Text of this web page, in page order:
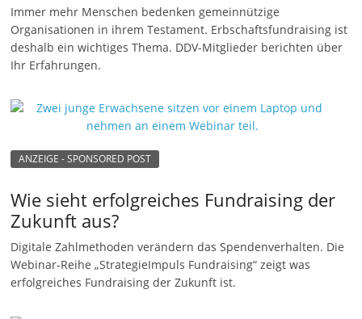
t
u
n
n
Immer mehr Menschen bedenken gemeinnützige
Organisationen in ihrem Testament. Erbschaftsfundraising ist
deshalb ein wichtiges Thema. DDV-Mitglieder berichten über
Ihr Erfahrungen.
ANZEIGE - SPONSORED POST
Wie sieht erfolgreiches Fundraising der
Zukunft aus?
Digitale Zahlmethoden verändern das Spendenverhalten. Die
Webinar-Reihe „StrategieImpuls Fundraising“ zeigt was
erfolgreiches Fundraising der Zukunft ist.